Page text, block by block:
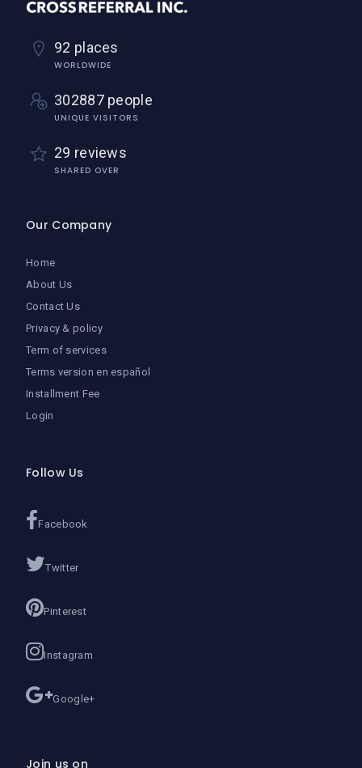
92 places
WORLDWIDE
302887 people
UNIQUE VISITORS
29 reviews
SHARED OVER
Our Company
Home
About Us
Contact Us
Privacy & policy
Term of services
Terms version en español
Installment Fee
Login
Follow Us
Facebook
Twitter
Pinterest
Instagram
Google+
Join us on